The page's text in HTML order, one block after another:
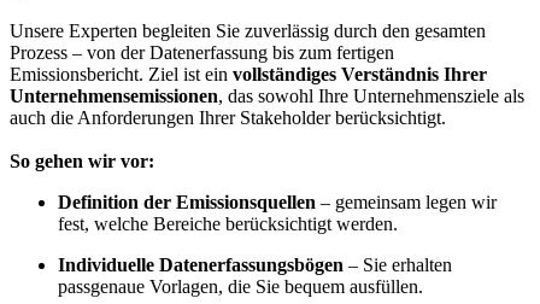
Unsere Experten begleiten Sie zuverlässig durch den gesamten
Prozess – von der Datenerfassung bis zum fertigen
Emissionsbericht. Ziel ist ein vollständiges Verständnis Ihrer
Unternehmensemissionen, das sowohl Ihre Unternehmensziele als
auch die Anforderungen Ihrer Stakeholder berücksichtigt.
So gehen wir vor:
Definition der Emissionsquellen – gemeinsam legen wir
fest, welche Bereiche berücksichtigt werden.
Individuelle Datenerfassungsbögen – Sie erhalten
passgenaue Vorlagen, die Sie bequem ausfüllen.